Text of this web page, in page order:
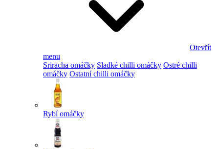
Otevřít
menu
Sriracha omáčky Sladké chilli omáčky Ostré chilli
omáčky Ostatní chilli omáčky
Rybí omáčky